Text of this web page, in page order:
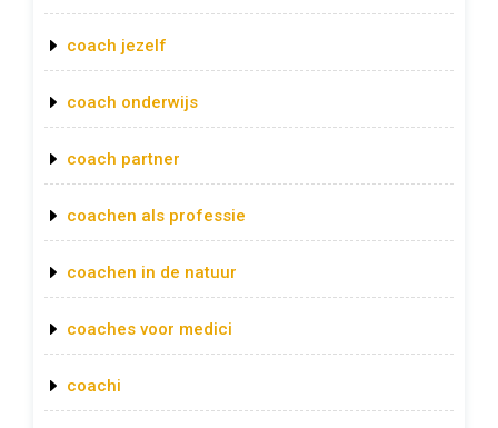
coach jezelf
coach onderwijs
coach partner
coachen als professie
coachen in de natuur
coaches voor medici
coachi